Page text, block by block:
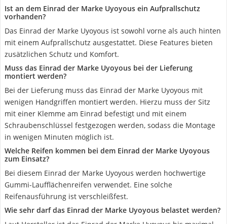
Ist an dem Einrad der Marke Uyoyous ein Aufprallschutz
vorhanden?
Das Einrad der Marke Uyoyous ist sowohl vorne als auch hinten
mit einem Aufprallschutz ausgestattet. Diese Features bieten
zusätzlichen Schutz und Komfort.
Muss das Einrad der Marke Uyoyous bei der Lieferung
montiert werden?
Bei der Lieferung muss das Einrad der Marke Uyoyous mit
wenigen Handgriffen montiert werden. Hierzu muss der Sitz
mit einer Klemme am Einrad befestigt und mit einem
Schraubenschlüssel festgezogen werden, sodass die Montage
in wenigen Minuten möglich ist.
Welche Reifen kommen bei dem Einrad der Marke Uyoyous
zum Einsatz?
Bei diesem Einrad der Marke Uyoyous werden hochwertige
Gummi-Laufflächenreifen verwendet. Eine solche
Reifenausführung ist verschleißfest.
Wie sehr darf das Einrad der Marke Uyoyous belastet werden?